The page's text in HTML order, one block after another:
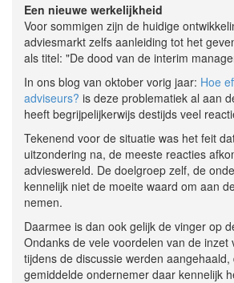
Een nieuwe werkelijkheid
Voor sommigen zijn de huidige
adviesmarkt zelfs aanleiding tot het
als titel: "De dood van de interim
In ons blog van oktober vorig jaar: Hoe
adviseurs? is deze problematiek al aan
heeft begrijpelijkerwijs destijds veel
Tekenend voor de situatie was het feit
uitzondering na, de meeste reacties
advieswereld. De doelgroep zelf, de
kennelijk niet de moeite waard om aan
nemen.
Daarmee is dan ook gelijk de vinger op
Ondanks de vele voordelen van de inzet
tijdens de discussie werden aangehaald,
gemiddelde ondernemer daar kennelijk